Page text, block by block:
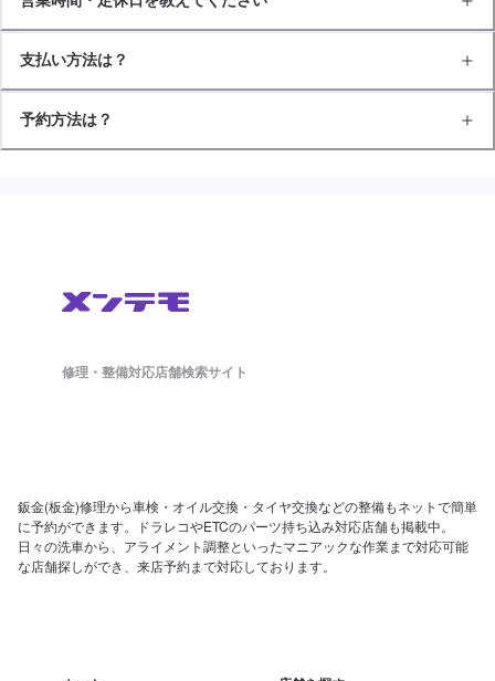
支払い方法は？
予約方法は？
修理・整備対応店舗検索サイト
鈑金(板金)修理から車検・オイル交換・タイヤ交換などの整備もネットで簡単
に予約ができます。ドラレコやETCのパーツ持ち込み対応店舗も掲載中。
日々の洗車から、アライメント調整といったマニアックな作業まで対応可能
な店舗探しができ、来店予約まで対応しております。